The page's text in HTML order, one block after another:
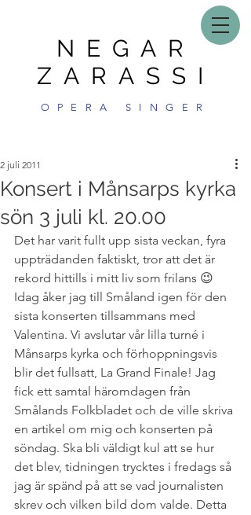
NEGAR
ZARASSI
OPERA SINGER
Konsert i Månsarps kyrka
sön 3 juli kl. 20.00
2 juli 2011
Det har varit fullt upp sista veckan, fyra
uppträdanden faktiskt, tror att det är
rekord hittills i mitt liv som frilans 😉
Idag åker jag till Småland igen för den
sista konserten tillsammans med
Valentina. Vi avslutar vår lilla turné i
Månsarps kyrka och förhoppningsvis
blir det fullsatt, La Grand Finale! Jag
fick ett samtal häromdagen från
Smålands Folkbladet och de ville skriva
en artikel om mig och konserten på
söndag. Ska bli väldigt kul att se hur
det blev, tidningen trycktes i fredags så
jag är spänd på att se vad journalisten
skrev och vilken bild dom valde. Detta